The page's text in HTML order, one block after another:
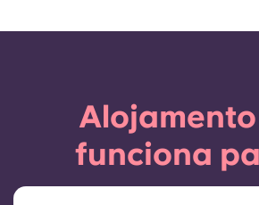
funciona